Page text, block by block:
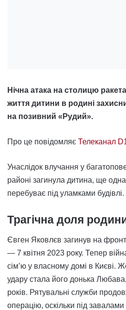
Нічна атака на столицю
життя дитини в родині
на позивний «Рудий».
Про це повідомляє Телеканал
Унаслідок влучання у
районі загинула дитина, ще одна
перебуває під уламками будівлі.
Трагічна доля
Євген Яковлєв загинув на
— 7 квітня 2023 року. Тепер
сім’ю у власному домі в Києві.
удару стала його донька
років. Рятувальні служби
операцію, оскільки під